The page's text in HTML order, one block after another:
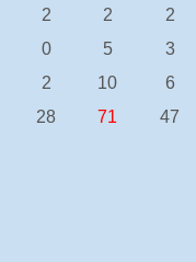
2 2
2
0 5
3
2 10
6
28 71 47